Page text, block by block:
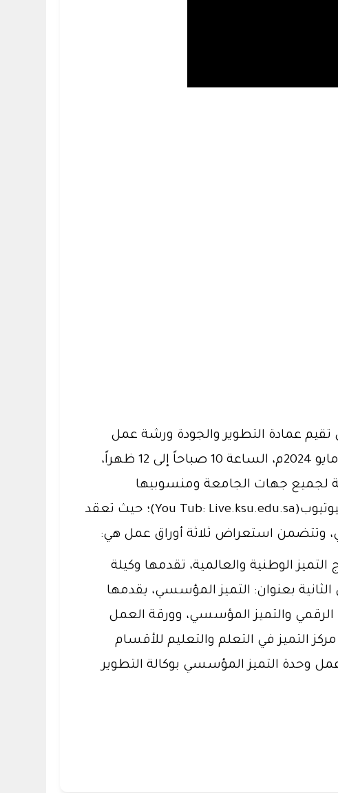
عمادة التطوير والجودة ورشة عمل
افتراضية بعنوان: تطبيقات التميز المؤسسي، وذلك يوم الثلاثاء 28 شوال 1445هـ الموافق 7 مايو 2024م، الساعة 10 صباحاً إلى 12 ظهراً،
لجميع جهات الجامعة ومنسوبيها
ومنسوباتها لمتابعة ورشة العمل التي يتم بثها مباشرة على القناة الرسمية للجامعة في اليوتيوب(You Tub: Live.ksu.edu.sa)؛ حيث تعقد
وتتضمن استعراض ثلاثة أوراق عمل هي:
الوطنية والعالمية، تقدمها وكيلة
بعنوان: التميز المؤسسي، يقدمها
الرقمي والتميز المؤسسي، وورقة العمل
التميز في التعلم والتعليم للأقسام
وحدة التميز المؤسسي بوكالة التطوير